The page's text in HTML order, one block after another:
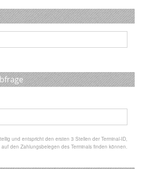
und entspricht den ersten 3 Stellen der Terminal-ID,
den Zahlungsbelegen des Terminals finden können.